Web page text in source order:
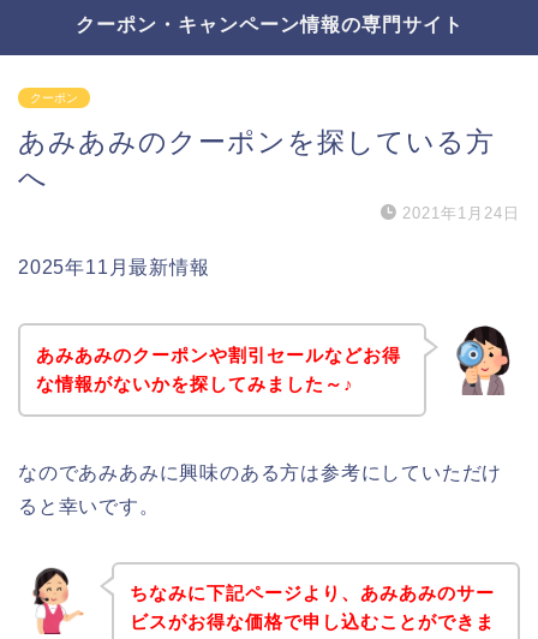
クーポン・キャンペーン情報の専門サイト
クーポン
あみあみのクーポンを探している方
へ
2021年1月24日
2025年11月最新情報
あみあみのクーポンや割引セールなどお得
な情報がないかを探してみました～♪
なのであみあみに興味のある方は参考にしていただけ
ると幸いです。
ちなみに下記ページより、あみあみのサー
ビスがお得な価格で申し込むことができま